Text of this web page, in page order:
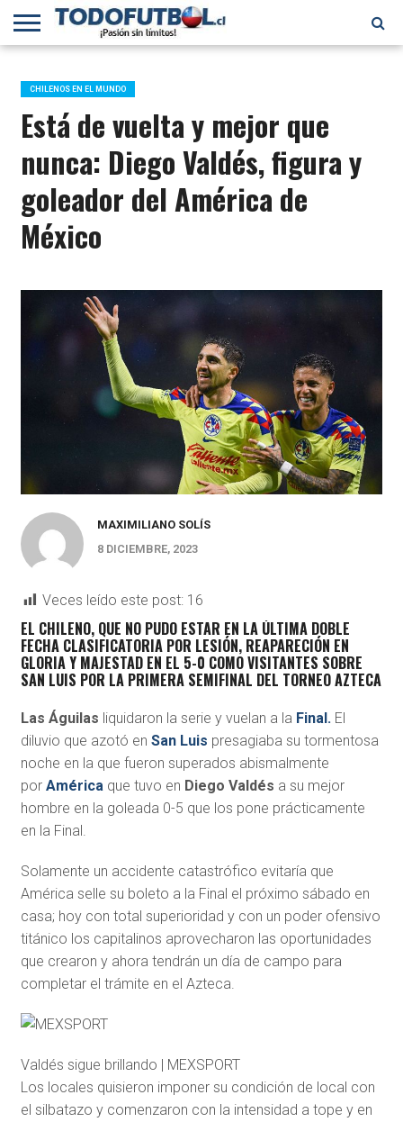
PRIMERA
B
SELECCIÓN
CHILENA
CHILENOS
EN EL
MUNDO
FÚTBOL
INTERNACIONAL
CHILENOS EN EL MUNDO
Está de vuelta y mejor que
nunca: Diego Valdés, figura y
goleador del América de
México
MAXIMILIANO SOLÍS
8 DICIEMBRE, 2023
Veces leído este post: 16
EL CHILENO, QUE NO PUDO ESTAR EN LA ÚLTIMA DOBLE
FECHA CLASIFICATORIA POR LESIÓN, REAPARECIÓN EN
GLORIA Y MAJESTAD EN EL 5-0 COMO VISITANTES SOBRE
SAN LUIS POR LA PRIMERA SEMIFINAL DEL TORNEO AZTECA
Las Águilas liquidaron la serie y vuelan a la Final.El
diluvio que azotó en San Luis presagiaba su tormentosa
noche en la que fueron superados abismalmente
por Américaque tuvo en Diego Valdés a su mejor
hombre en la goleada 0-5 que los pone prácticamente
en la Final.
Solamente un accidente catastrófico evitaría que
América selle su boleto a la Final el próximo sábado en
casa; hoy con total superioridad y con un poder ofensivo
titánico los capitalinos aprovecharon las oportunidades
que crearon y ahora tendrán un día de campo para
completar el trámite en el Azteca.
Valdés sigue brillando | MEXSPORT
Los locales quisieron imponer su condición de local con
el silbatazo y comenzaron con la intensidad a tope y en